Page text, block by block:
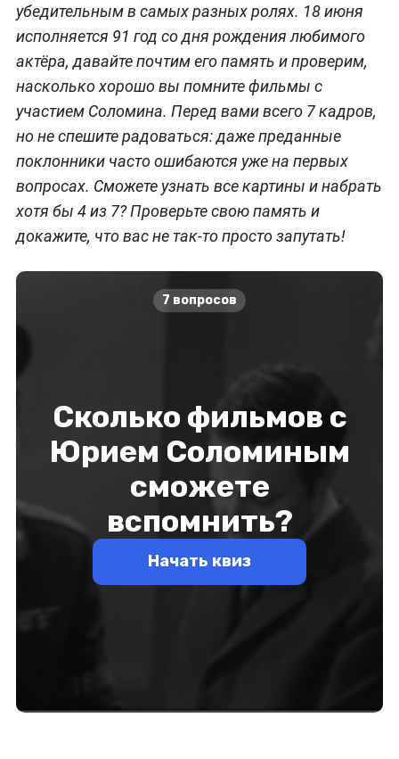
убедительным в самых разных ролях. 18 июня
исполняется 91 год со дня рождения любимого
актёра, давайте почтим его память и проверим,
насколько хорошо вы помните фильмы с
участием Соломина. Перед вами всего 7 кадров,
но не спешите радоваться: даже преданные
поклонники часто ошибаются уже на первых
вопросах. Сможете узнать все картины и набрать
хотя бы 4 из 7? Проверьте свою память и
докажите, что вас не так-то просто запутать!